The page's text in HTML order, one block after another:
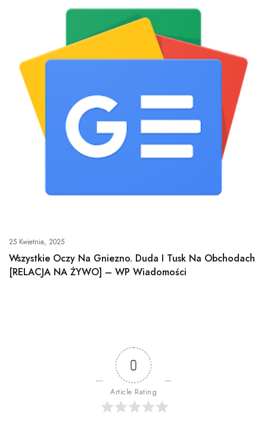
25 Kwietnia, 2025
Wszystkie Oczy Na Gniezno. Duda I Tusk Na Obchodach
[RELACJA NA ŻYWO] – WP Wiadomości
0
Article Rating